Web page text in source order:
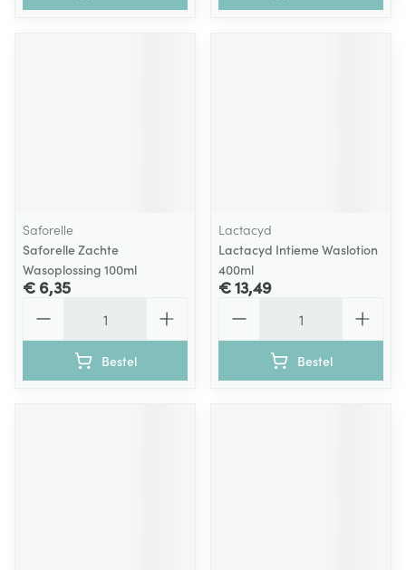
Saforelle
Saforelle Zachte
Wasoplossing 100ml
€ 6,35
Bestel
Lactacyd
Lactacyd Intieme Waslotion
400ml
€ 13,49
Bestel